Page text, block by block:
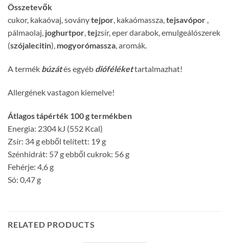
Összetevők
cukor, kakaóvaj, soványtejpor, kakaómassza,tejsavópor ,
pálmaolaj, joghurtpor,tejzsír, eper darabok, emulgeálószerek
(szójalecitin), mogyorómassza, aromák.
A termék búzátés egyéb diófélékettartalmazhat!
Allergének vastagon kiemelve!
Átlagos tápérték 100 g termékben
Energia: 2304 kJ (552 Kcal)
Zsír: 34 g ebből telített: 19 g
Szénhidrát: 57 g ebből cukrok: 56 g
Fehérje: 4,6 g
Só: 0,47 g
RELATED PRODUCTS